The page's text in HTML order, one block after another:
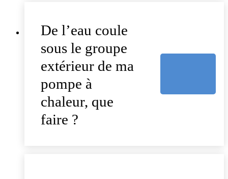
De l’eau coule
sous le groupe
extérieur de ma
pompe à
chaleur, que
faire ?